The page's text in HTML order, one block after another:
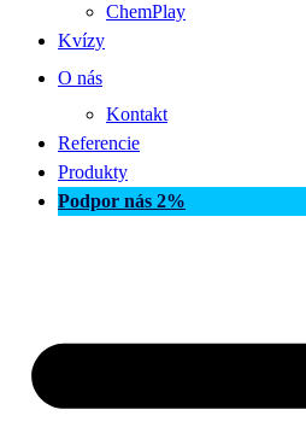
ChemPlay
Kvízy
O nás
Kontakt
Referencie
Produkty
Podpor nás 2%